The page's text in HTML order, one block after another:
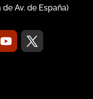
Av. de España)